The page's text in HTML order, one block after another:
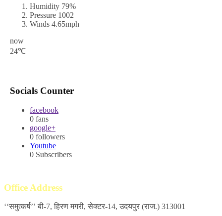
Humidity 79%
Pressure 1002
Winds 4.65mph
now
24℃
Socials Counter
facebook
0 fans
google+
0 followers
Youtube
0 Subscribers
Office Address
‘‘समुत्कर्ष’’ बी-7, हिरण मगरी, सेक्टर-14, उदयपुर (राज.) 313001